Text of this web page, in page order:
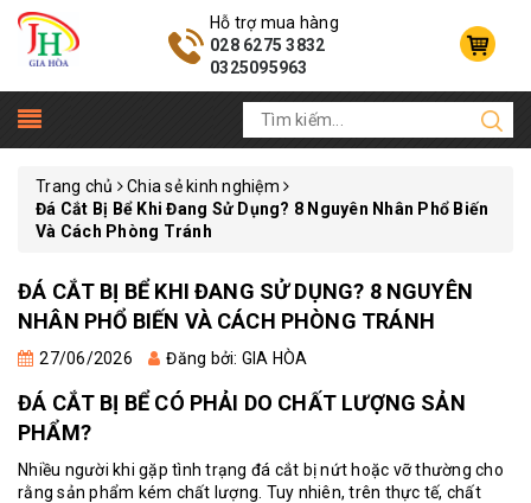
Hỗ trợ mua hàng
028 6275 3832
0325095963
Trang chủ
Chia sẻ kinh nghiệm
Đá Cắt Bị Bể Khi Đang Sử Dụng? 8 Nguyên Nhân Phổ Biến
Và Cách Phòng Tránh
ĐÁ CẮT BỊ BỂ KHI ĐANG SỬ DỤNG? 8 NGUYÊN
NHÂN PHỔ BIẾN VÀ CÁCH PHÒNG TRÁNH
27/06/2026 Đăng bởi: GIA HÒA
ĐÁ CẮT BỊ BỂ CÓ PHẢI DO CHẤT LƯỢNG SẢN
PHẨM?
Nhiều người khi gặp tình trạng đá cắt bị nứt hoặc vỡ thường cho
rằng sản phẩm kém chất lượng. Tuy nhiên, trên thực tế, chất